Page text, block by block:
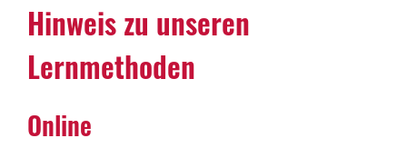
Hinweis zu unseren
Lernmethoden
Online